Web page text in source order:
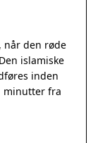
når den røde
islamiske
inden
minutter fra